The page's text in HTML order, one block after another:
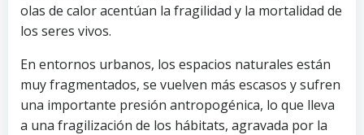
olas de calor acentúan la fragilidad y la mortalidad de
los seres vivos.
En entornos urbanos, los espacios naturales están
muy fragmentados, se vuelven más escasos y sufren
una importante presión antropogénica, lo que lleva
a una fragilización de los hábitats, agravada por la